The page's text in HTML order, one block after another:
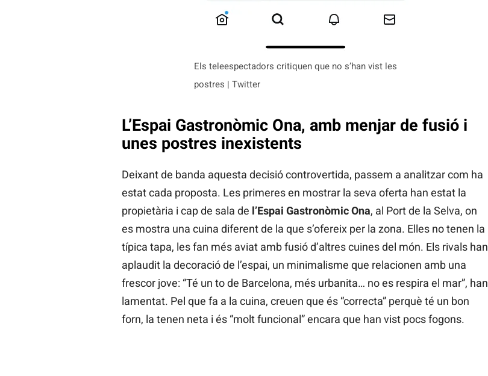
Els teleespectadors critiquen que no s’han vist les
postres | Twitter
L’Espai Gastronòmic Ona, amb menjar de fusió i
unes postres inexistents
Deixant de banda aquesta decisió controvertida, passem a analitzar com ha
estat cada proposta. Les primeres en mostrar la seva oferta han estat la
propietària i cap de sala de l’Espai Gastronòmic Ona, al Port de la Selva, on
es mostra una cuina diferent de la que s’ofereix per la zona. Elles no tenen la
típica tapa, les fan més aviat amb fusió d’altres cuines del món. Els rivals han
aplaudit la decoració de l’espai, un minimalisme que relacionen amb una
frescor jove: “Té un to de Barcelona, més urbanita… no es respira el mar”, han
lamentat. Pel que fa a la cuina, creuen que és “correcta” perquè té un bon
forn, la tenen neta i és “molt funcional” encara que han vist pocs fogons.